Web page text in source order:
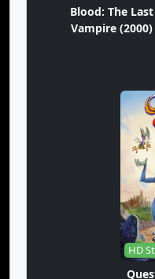
Blood: The Last
Vampire (2000)
HD